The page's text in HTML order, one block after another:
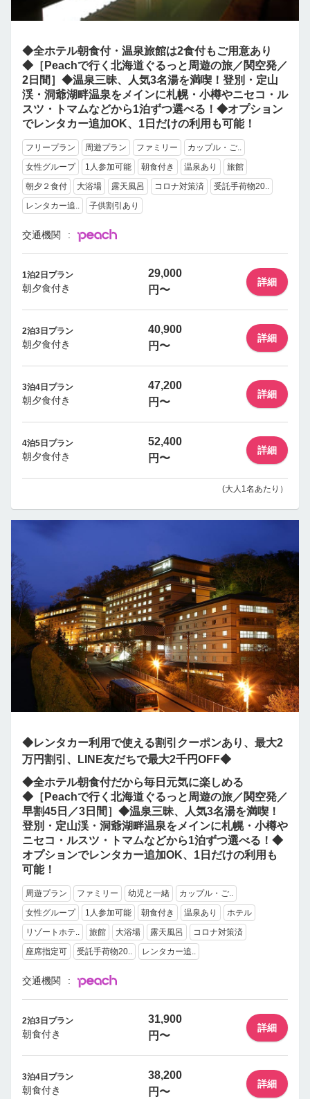
◆全ホテル朝食付・温泉旅館は2食付もご用意あり
◆［Peachで行く北海道ぐるっと周遊の旅／関空発／
2日間］◆温泉三昧、人気3名湯を満喫！登別・定山
渓・洞爺湖畔温泉をメインに札幌・小樽やニセコ・ル
スツ・トマムなどから1泊ずつ選べる！◆オプション
でレンタカー追加OK、1日だけの利用も可能！
フリープラン 周遊プラン ファミリー
カップル・ご..
女性グループ
1人参加可能 朝食付き 温泉あり
旅館
朝夕２食付
大浴場 露天風呂 コロナ対策済
受託手荷物20..
レンタカー追..
子供割引あり
交通機関
1泊2日プラン
朝夕食付き
29,000
円〜
詳細
2泊3日プラン
朝夕食付き
40,900
円〜
詳細
3泊4日プラン
朝夕食付き
47,200
円〜
詳細
4泊5日プラン
朝夕食付き
52,400
円〜
詳細
(大人1名あたり）
◆レンタカー利用で使える割引クーポンあり、最大2
万円割引、LINE友だちで最大2千円OFF◆
◆全ホテル朝食付だから毎日元気に楽しめる
◆［Peachで行く北海道ぐるっと周遊の旅／関空発／
早割45日／3日間］◆温泉三昧、人気3名湯を満喫！
登別・定山渓・洞爺湖畔温泉をメインに札幌・小樽や
ニセコ・ルスツ・トマムなどから1泊ずつ選べる！◆
オプションでレンタカー追加OK、1日だけの利用も
可能！
周遊プラン ファミリー 幼児と一緒
カップル・ご..
女性グループ
1人参加可能 朝食付き 温泉あり
ホテル
リゾートホテ..
旅館 大浴場 露天風呂
コロナ対策済
座席指定可
受託手荷物20.. レンタカー追..
交通機関
2泊3日プラン
朝食付き
31,900
円〜
詳細
3泊4日プラン
朝食付き
38,200
円〜
詳細